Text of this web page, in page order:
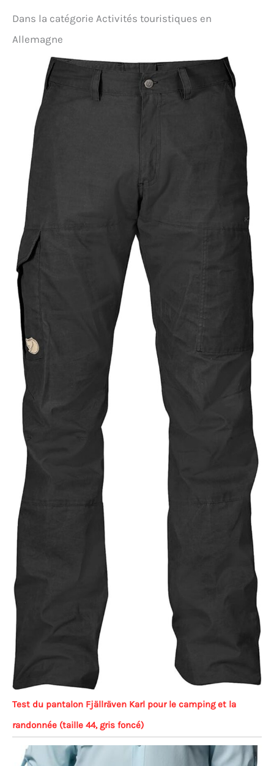
Dans la catégorie Activités touristiques en
Allemagne
Test du pantalon Fjällräven Karl pour le camping et la
randonnée (taille 44, gris foncé)